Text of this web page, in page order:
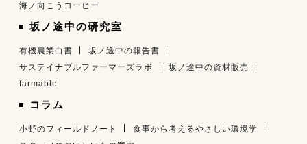
海ノ向こうコーヒー
坂ノ途中の研究室
有機農業白書
坂ノ途中の報告書
サステイナブルファーマーズラボ
坂ノ途中の資材販売
farmable
コラム
小野のフィールドノート
食事から考えるやさしい環境学